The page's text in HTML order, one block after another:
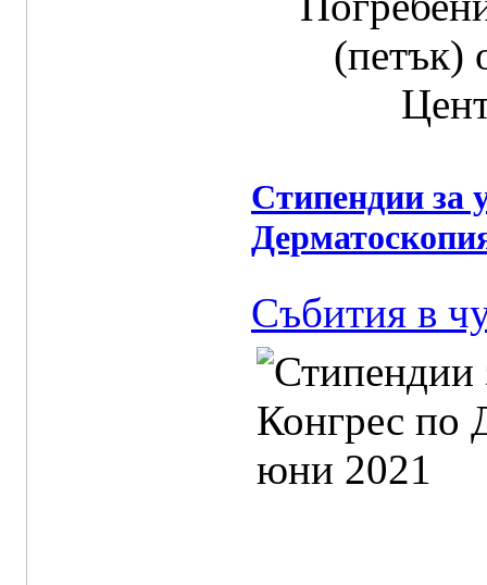
(петък)
Стипендии за
Събития в